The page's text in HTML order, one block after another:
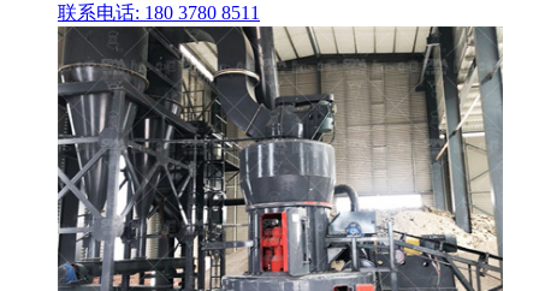
联系电话: 180 3780 8511